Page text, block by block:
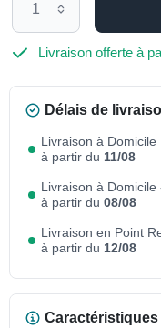
Livraison offerte à
Délais de
Livraison à Domicile
à partir du 11/08
Livraison à Domicile
à partir du 08/08
Livraison en Point
à partir du 12/08